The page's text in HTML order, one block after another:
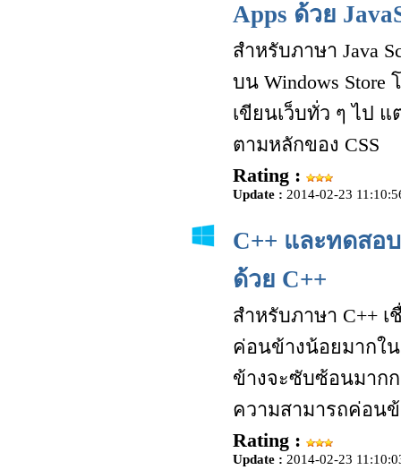
Apps ด้วย
สำหรับภาษา Java
บน Windows Store
เขียนเว็บทั่ว ๆ ไป
ตามหลักของ CSS
Rating :
Update : 2014-02-23
C++ และทดสอ
ด้วย C++
สำหรับภาษา C++
ค่อนข้างน้อยมากใ
ข้างจะซับซ้อนมากก
ความสามารถค่อนข้
Rating :
Update : 2014-02-23